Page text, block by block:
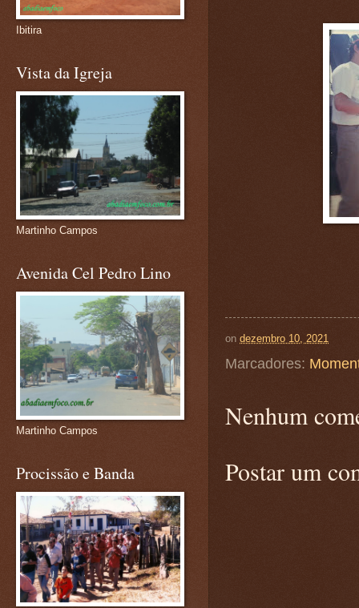
on dezembro 10, 2021
Marcadores:
Nenhum
Postar um
Ibitira
Vista da Igreja
Martinho Campos
Avenida Cel Pedro Lino
Martinho Campos
Procissão e Banda